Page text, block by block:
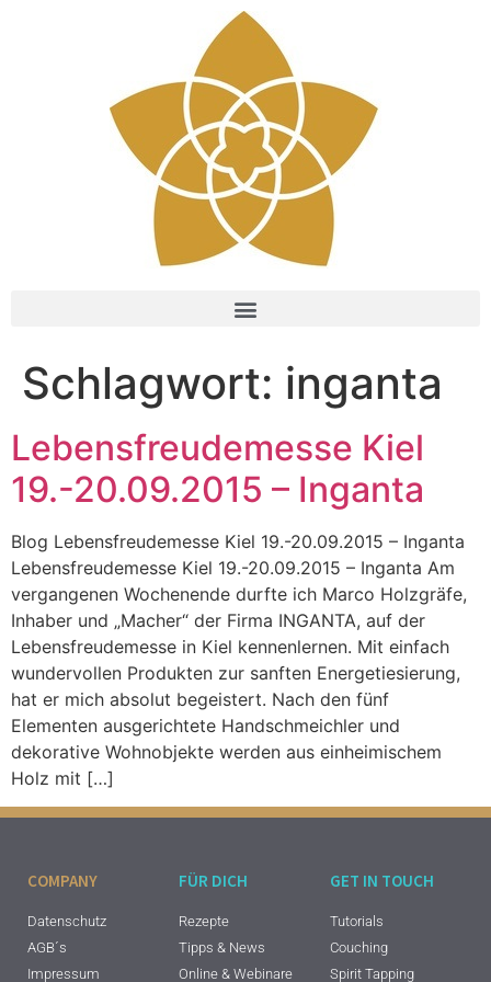
Schlagwort: inganta
Lebensfreudemesse Kiel
19.-20.09.2015 – Inganta
Blog Lebensfreudemesse Kiel 19.-20.09.2015 – Inganta
Lebensfreudemesse Kiel 19.-20.09.2015 – Inganta Am
vergangenen Wochenende durfte ich Marco Holzgräfe,
Inhaber und „Macher“ der Firma INGANTA, auf der
Lebensfreudemesse in Kiel kennenlernen. Mit einfach
wundervollen Produkten zur sanften Energetiesierung,
hat er mich absolut begeistert. Nach den fünf
Elementen ausgerichtete Handschmeichler und
dekorative Wohnobjekte werden aus einheimischem
Holz mit […]
COMPANY
Datenschutz
AGB´s
Impressum
FÜR DICH
Rezepte
Tipps & News
Online & Webinare
GET IN TOUCH
Tutorials
Couching
Spirit Tapping